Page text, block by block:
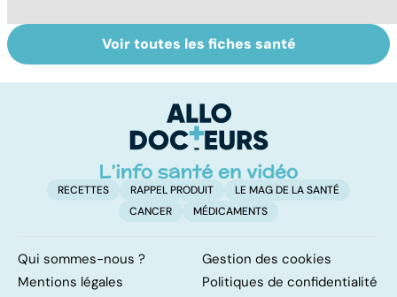
Alimentation :
mangeons-nous
Les féculents, un
carburant
pour l'organisme
Voir toutes les fiches santé
RECETTES RAPPEL PRODUIT
LE MAG DE LA SANTÉ
CANCER
MÉDICAMENTS
Qui sommes-nous ?
Gestion des cookies
Mentions légales
Politiques de confidentialité